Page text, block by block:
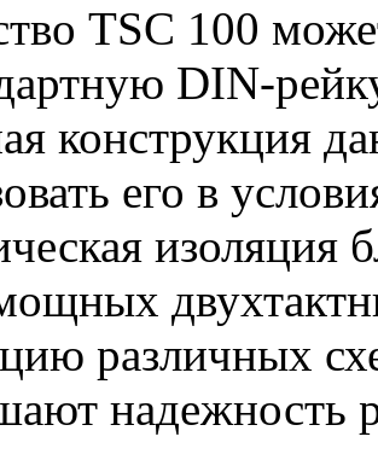
TSC 100
DIN-
конструкция
его в
изоляция
различных
надежность